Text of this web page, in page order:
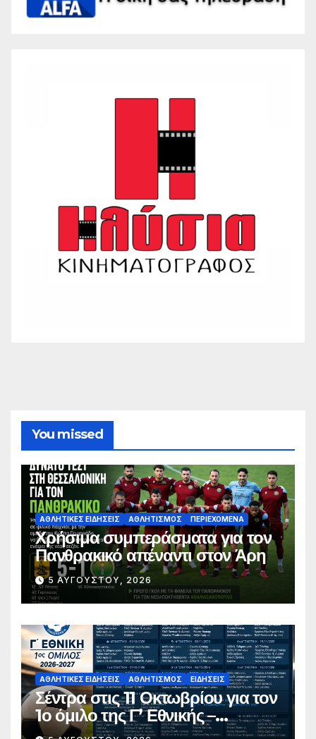
You missed
ΑΘΛΗΤΙΚΈΣ ΕΙΔΉΣΕΙΣ ΑΘΛΗΤΙΣΜΌΣ ΠΕΡΙΕΧΌΜΕΝΑ
Χρήσιμα συμπεράσματα για τον
Πανθρακικό απέναντι στον Άρη
5 ΑΥΓΟΎΣΤΟΥ, 2026
ΑΘΛΗΤΙΚΈΣ ΕΙΔΉΣΕΙΣ ΑΘΛΗΤΙΣΜΌΣ ΕΙΔΉΣΕΙΣ
Σέντρα στις 11 Οκτωβρίου για τον
1ο όμιλο της Γ’ Εθνικής –
Ανακοινώθηκε το πλήρες